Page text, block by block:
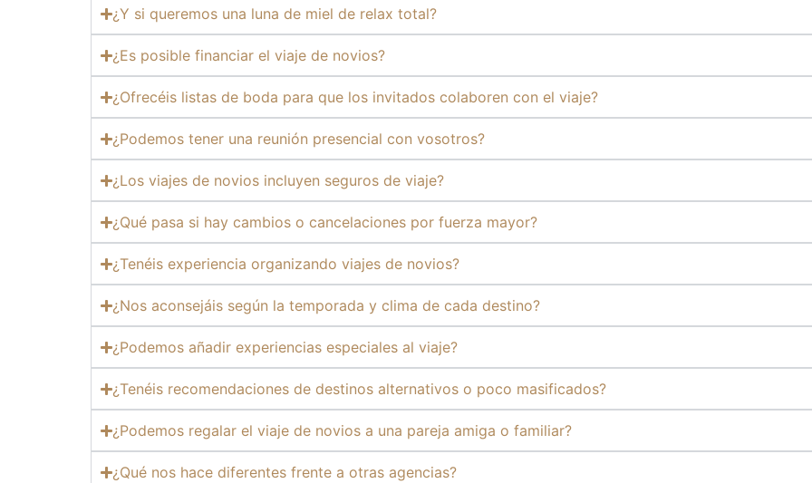
¿Y si queremos una luna de miel de relax total?
¿Es posible financiar el viaje de novios?
¿Ofrecéis listas de boda para que los invitados colaboren con el viaje?
¿Podemos tener una reunión presencial con vosotros?
¿Los viajes de novios incluyen seguros de viaje?
¿Qué pasa si hay cambios o cancelaciones por fuerza mayor?
¿Tenéis experiencia organizando viajes de novios?
¿Nos aconsejáis según la temporada y clima de cada destino?
¿Podemos añadir experiencias especiales al viaje?
¿Tenéis recomendaciones de destinos alternativos o poco masificados?
¿Podemos regalar el viaje de novios a una pareja amiga o familiar?
¿Qué nos hace diferentes frente a otras agencias?